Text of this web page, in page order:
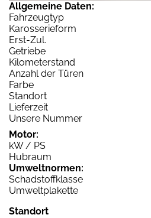
Allgemeine Daten:
Fahrzeugtyp
Karosserieform
Erst-Zul.
Getriebe
Kilometerstand
Anzahl der Türen
Farbe
Standort
Lieferzeit
Unsere Nummer
Motor:
kW / PS
Hubraum
Umweltnormen:
Schadstoffklasse
Umweltplakette
Standort